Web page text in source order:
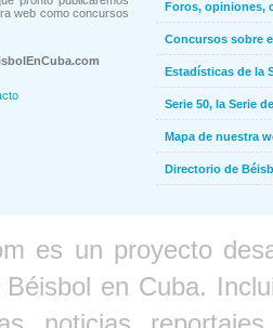
web como concursos
Foros, opiniones,
Concursos sobre
Estadísticas de la
Serie 50, la Serie
Mapa de nuestra
Directorio de
es un proyecto
en Cuba.